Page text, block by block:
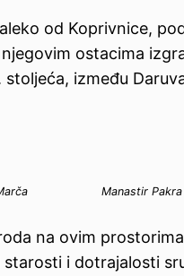
od Koprivnice,
ostacima
stoljeća, između
Manastir Pakra
na ovim
i dotrajalosti